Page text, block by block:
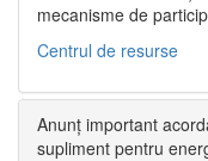
mecanisme de
Centrul de resurse
Anunț important
supliment pentru